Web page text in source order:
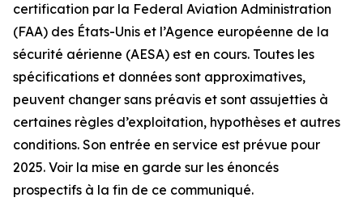
certification par la Federal Aviation Administration
(FAA) des États-Unis et l’Agence européenne de la
sécurité aérienne (AESA) est en cours. Toutes les
spécifications et données sont approximatives,
peuvent changer sans préavis et sont assujetties à
certaines règles d’exploitation, hypothèses et autres
conditions. Son entrée en service est prévue pour
2025. Voir la mise en garde sur les énoncés
prospectifs à la fin de ce communiqué.